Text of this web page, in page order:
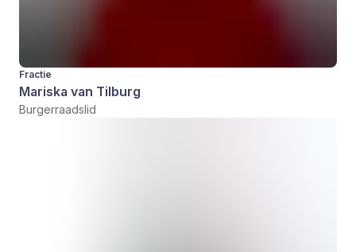
Fractie
Mariska van Tilburg
Burgerraadslid